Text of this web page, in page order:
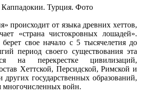
происходит от языка древних хеттов,
«страна чистокровных лошадей».
свое начало с 5 тысячелетия до
период своего существования эта
на перекрестке цивилизаций,
Хеттской, Персидской, Римской и
государственных образований,
многочисленных войн.